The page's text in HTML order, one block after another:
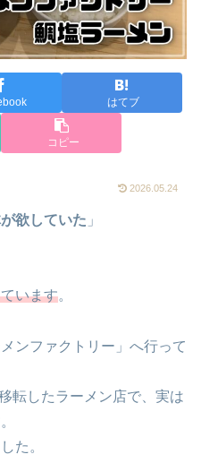
はてブ
コピー
2026.05.24
欲していた 」
います。
ンファクトリー」へ行って
転したラーメン店で、実は
た。